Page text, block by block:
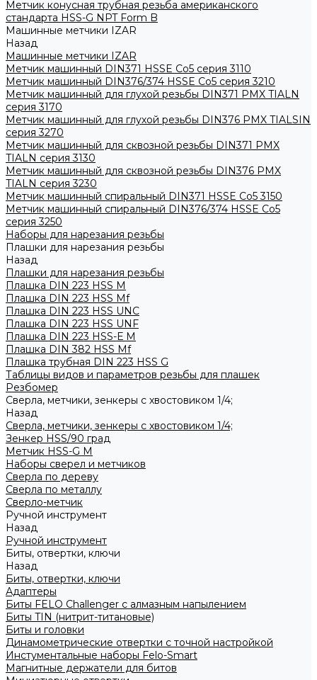
Метчик конусная трубная резьба американского
стандарта HSS-G NPT Form B
Машинные метчики IZAR
Назад
Машинные метчики IZAR
Метчик машинный DIN371 HSSE Co5 серия 3110
Метчик машинный DIN376/374 HSSE Co5 серия 3210
Метчик машинный для глухой резьбы DIN371 PMX TIALN
серия 3170
Метчик машинный для глухой резьбы DIN376 PMX TIALSIN
серия 3270
Метчик машинный для сквозной резьбы DIN371 PMX
TIALN серия 3130
Метчик машинный для сквозной резьбы DIN376 PMX
TIALN серия 3230
Метчик машинный спиральный DIN371 HSSE Co5 3150
Метчик машинный спиральный DIN376/374 HSSE Co5
серия 3250
Наборы для нарезания резьбы
Плашки для нарезания резьбы
Назад
Плашки для нарезания резьбы
Плашка DIN 223 HSS M
Плашка DIN 223 HSS Mf
Плашка DIN 223 HSS UNC
Плашка DIN 223 HSS UNF
Плашка DIN 223 HSS-Е M
Плашка DIN 382 HSS Mf
Плашка трубная DIN 223 HSS G
Таблицы видов и параметров резьбы для плашек
Резбомер
Сверла, метчики, зенкеры с хвостовиком 1/4;
Назад
Сверла, метчики, зенкеры с хвостовиком 1/4;
Зенкер HSS/90 град
Метчик HSS-G М
Наборы сверел и метчиков
Сверла по дереву
Сверла по металлу
Сверло-метчик
Ручной инструмент
Назад
Ручной инструмент
Биты, отвертки, ключи
Назад
Биты, отвертки, ключи
Адаптеры
Биты FELO Challenger с алмазным напылением
Биты TIN (нитрит-титановые)
Биты и головки
Динамометрические отвертки с точной настройкой
Инстументальные наборы Felo-Smart
Магнитные держатели для битов